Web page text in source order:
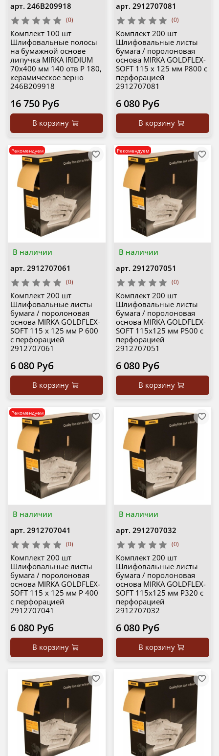
арт. 246B209918
(0)
Комплект 100 шт
Шлифовальные полосы
на бумажной основе
липучка MIRKA IRIDIUM
70х400 мм 140 отв Р 180,
керамическое зерно
246B209918
16 750 Руб
В корзину
арт. 2912707081
(0)
Комплект 200 шт
Шлифовальные листы
бумага / поролоновая
основа MIRKA GOLDFLEX-
SOFT 115 x 125 мм P800 с
перфорацией
2912707081
6 080 Руб
В корзину
В наличии
Рекомендуем
арт. 2912707061
(0)
Комплект 200 шт
Шлифовальные листы
бумага / поролоновая
основа MIRKA GOLDFLEX-
SOFT 115 x 125 мм P 600
с перфорацией
2912707061
6 080 Руб
В корзину
В наличии
Рекомендуем
арт. 2912707051
(0)
Комплект 200 шт
Шлифовальные листы
бумага / поролоновая
основа MIRKA GOLDFLEX-
SOFT 115x125 мм P500 с
перфорацией
2912707051
6 080 Руб
В корзину
В наличии
Рекомендуем
арт. 2912707041
(0)
Комплект 200 шт
Шлифовальные листы
бумага / поролоновая
основа MIRKA GOLDFLEX-
SOFT 115 x 125 мм P 400
с перфорацией
2912707041
6 080 Руб
В корзину
В наличии
арт. 2912707032
(0)
Комплект 200 шт
Шлифовальные листы
бумага / поролоновая
основа MIRKA GOLDFLEX-
SOFT 115x125 мм P320 с
перфорацией
2912707032
6 080 Руб
В корзину